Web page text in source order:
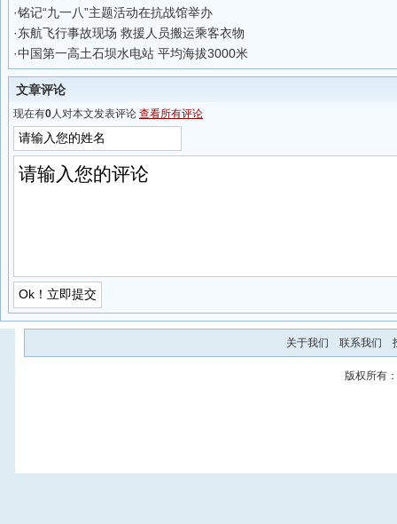
·铭记“九一八”主题活动在抗战馆举办
·东航飞行事故现场 救援人员搬运乘客衣物
·中国第一高土石坝水电站 平均海拔3000米
文章评论
现在有0人对本文发表评论 查看所有评论
关于我们 联系我们
版权所有：